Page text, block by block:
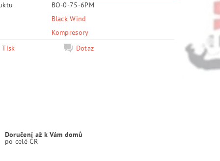
BO-0-75-6PM
Black Wind
Kompresory
Tisk
Dotaz
Doručení až k Vám domů
po celé ČR